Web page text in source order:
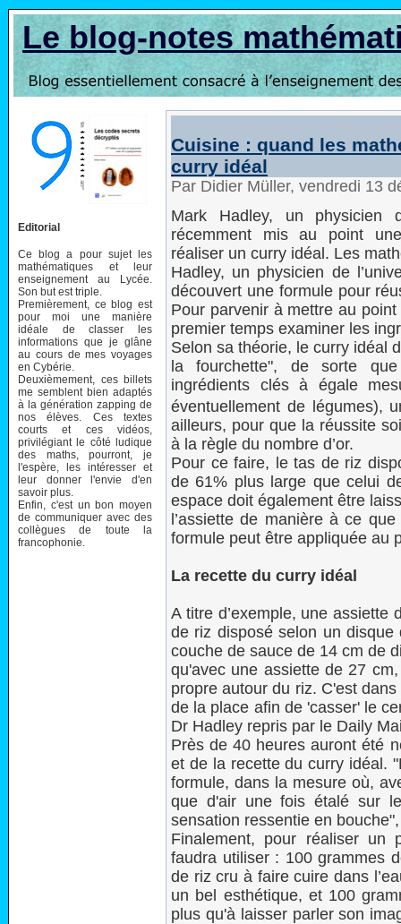
Le blog-notes
Editorial
Ce blog a pour sujet les
mathématiques et leur
enseignement au Lycée.
Son but est triple.
Premièrement, ce blog est
pour moi une manière
idéale de classer les
informations que je glâne
au cours de mes voyages
en Cybérie.
Deuxièmement, ces billets
me semblent bien adaptés
à la génération zapping de
nos élèves. Ces textes
courts et ces vidéos,
privilégiant le côté ludique
des maths, pourront, je
l'espère, les intéresser et
leur donner l'envie d'en
savoir plus.
Enfin, c'est un bon moyen
de communiquer avec des
collègues de toute la
francophonie.
Cuisine : quand les
curry idéal
Par Didier Müller, vendredi 13
Mark Hadley, un physicien
récemment mis au point
réaliser un curry idéal. Les
Hadley, un physicien de
découvert une formule pour
Pour parvenir à mettre au
premier temps examiner les
Selon sa théorie, le curry idéal
la fourchette", de sorte
ingrédients clés à égale
éventuellement de
ailleurs, pour que la réussite
à la règle du nombre d’or.
Pour ce faire, le tas de riz
de 61% plus large que celui
espace doit également être
l’assiette de manière à ce
formule peut être appliquée au
La recette du curry idéal
A titre d’exemple, une
de riz disposé selon un disque
couche de sauce de 14 cm de
qu'avec une assiette de 27
propre autour du riz. C'est
de la place afin de 'casser' le
Dr Hadley repris par le Daily
Près de 40 heures auront été
et de la recette du curry idéal.
formule, dans la mesure où,
que d'air une fois étalé sur
sensation ressentie en
Finalement, pour réaliser un
faudra utiliser : 100 grammes
de riz cru à faire cuire dans
un bel esthétique, et 100
plus qu'à laisser parler son